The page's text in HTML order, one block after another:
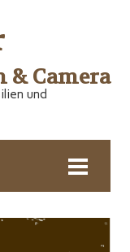
& Camera
und